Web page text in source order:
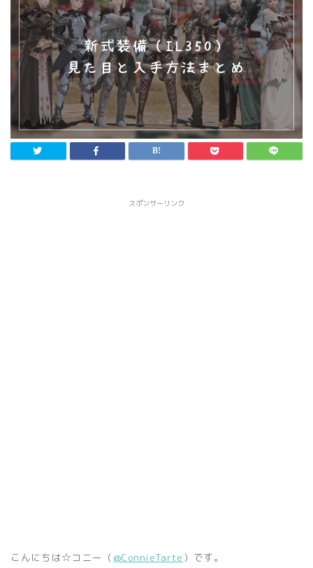
スポンサーリンク
こんにちは☆コニー（ @ConnieTarte ）です。